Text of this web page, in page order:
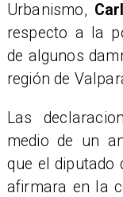
Urbanismo,
respecto a la
de algunos
región de
​Las
medio de un
que el diputado
afirmara en la